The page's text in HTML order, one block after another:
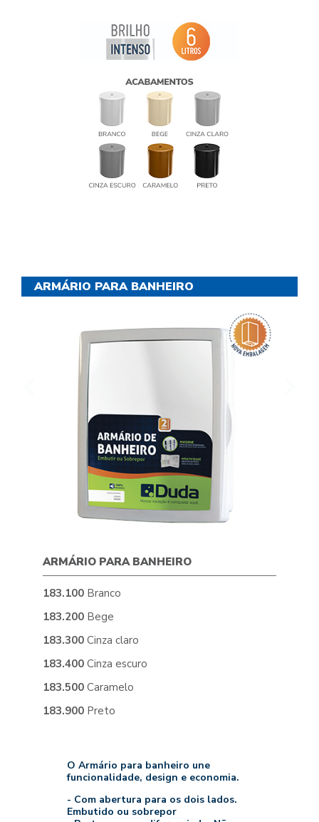
ARMÁRIO PARA BANHEIRO
ARMÁRIO PARA BANHEIRO
183.100 Branco
183.200 Bege
183.300 Cinza claro
183.400 Cinza escuro
183.500 Caramelo
183.900 Preto
O Armário para banheiro une
funcionalidade, design e economia.
- Com abertura para os dois lados.
Embutido ou sobrepor